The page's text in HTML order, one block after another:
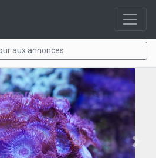
aux annonces